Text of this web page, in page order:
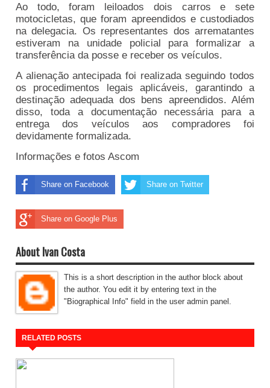
Ao todo, foram leiloados dois carros e sete
motocicletas, que foram apreendidos e custodiados
na delegacia. Os representantes dos arrematantes
estiveram na unidade policial para formalizar a
transferência da posse e receber os veículos.
A alienação antecipada foi realizada seguindo todos
os procedimentos legais aplicáveis, garantindo a
destinação adequada dos bens apreendidos. Além
disso, toda a documentação necessária para a
entrega dos veículos aos compradores foi
devidamente formalizada.
Informações e fotos Ascom
Share on Facebook Share on Twitter
Share on Google Plus
About Ivan Costa
This is a short description in the author block about
the author. You edit it by entering text in the
"Biographical Info" field in the user admin panel.
RELATED POSTS